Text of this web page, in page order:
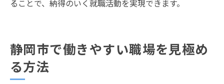
ることで、納得のいく就職活動を実現できます。
静岡市で働きやすい職場を見極め
る方法